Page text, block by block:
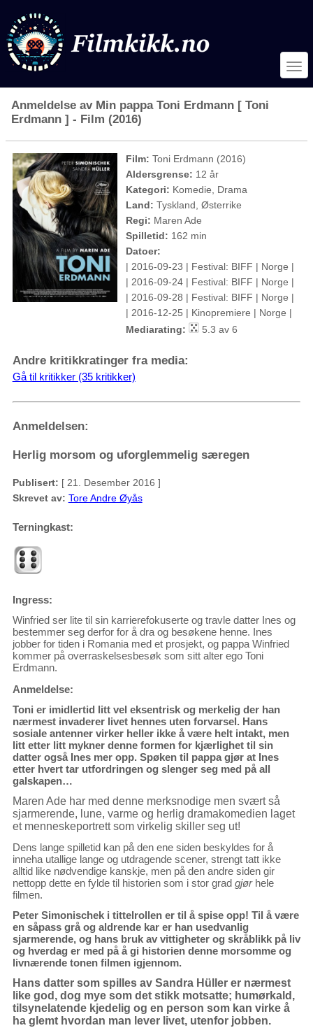
Anmeldelse av Min pappa Toni Erdmann [ Toni
Erdmann ] - Film (2016)
Film: Toni Erdmann (2016)
Aldersgrense: 12 år
Kategori: Komedie, Drama
Land: Tyskland, Østerrike
Regi: Maren Ade
Spilletid: 162 min
Datoer:
| 2016-09-23 | Festival: BIFF | Norge |
| 2016-09-24 | Festival: BIFF | Norge |
| 2016-09-28 | Festival: BIFF | Norge |
| 2016-12-25 | Kinopremiere | Norge |
Mediarating:
5.3 av 6
Andre kritikkratinger fra media:
Gå til kritikker (35 kritikker)
Anmeldelsen:
Herlig morsom og uforglemmelig særegen
Publisert: [ 21. Desember 2016 ]
Skrevet av: Tore Andre Øyås
Terningkast:
Ingress:
Winfried ser lite til sin karrierefokuserte og travle datter Ines og
bestemmer seg derfor for å dra og besøkene henne. Ines
jobber for tiden i Romania med et prosjekt, og pappa Winfried
kommer på overraskelsesbesøk som sitt alter ego Toni
Erdmann.
Anmeldelse:
Toni er imidlertid litt vel eksentrisk og merkelig der han
nærmest invaderer livet hennes uten forvarsel. Hans
sosiale antenner virker heller ikke å være helt intakt, men
litt etter litt mykner denne formen for kjærlighet til sin
datter også Ines mer opp. Spøken til pappa gjør at Ines
etter hvert tar utfordringen og slenger seg med på all
galskapen…
Maren Ade har med denne merksnodige men svært så
sjarmerende, lune, varme og herlig dramakomedien laget
et menneskeportrett som virkelig skiller seg ut!
Dens lange spilletid kan på den ene siden beskyldes for å
inneha utallige lange og utdragende scener, strengt tatt ikke
alltid like nødvendige kanskje, men på den andre siden gir
nettopp dette en fylde til historien som i stor grad gjørhele
filmen.
Peter Simonischek i tittelrollen er til å spise opp! Til å være
en såpass grå og aldrende kar er han usedvanlig
sjarmerende, og hans bruk av vittigheter og skråblikk på liv
og hverdag er med på å gi historien denne morsomme og
livnærende tonen filmen igjennom.
Hans datter som spilles av Sandra Hüller er nærmest
like god, dog mye som det stikk motsatte; humørkald,
tilsynelatende kjedelig og en person som kan virke å
ha glemt hvordan man lever livet, utenfor jobben.